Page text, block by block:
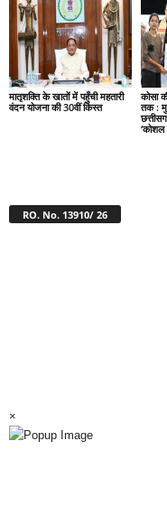
मातृशक्ति के खातों में पहुँची महतारी
वंदन योजना की 30वीं किस्त
कोसा
तक :
‘कोशल
RO. No. 13910/ 26
×